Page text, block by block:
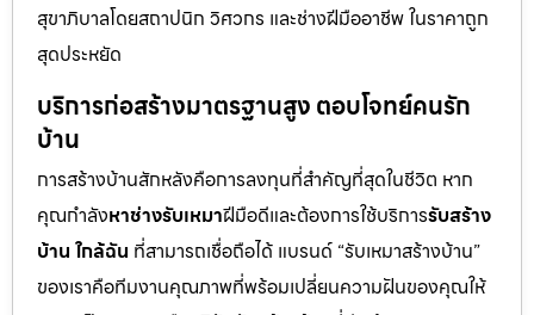
สุขาภิบาลโดยสถาปนิก วิศวกร และช่างฝีมืออาชีพ ในราคาถูก
สุดประหยัด
บริการก่อสร้างมาตรฐานสูง ตอบโจทย์คนรัก
บ้าน
การสร้างบ้านสักหลังคือการลงทุนที่สำคัญที่สุดในชีวิต หาก
คุณกำลังหาช่างรับเหมาฝีมือดีและต้องการใช้บริการรับสร้าง
บ้าน ใกล้ฉัน ที่สามารถเชื่อถือได้ แบรนด์ “รับเหมาสร้างบ้าน”
ของเราคือทีมงานคุณภาพที่พร้อมเปลี่ยนความฝันของคุณให้